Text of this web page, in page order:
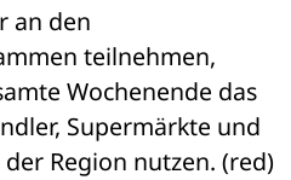
an den
teilnehmen,
Wochenende das
Supermärkte und
Region nutzen. (red)